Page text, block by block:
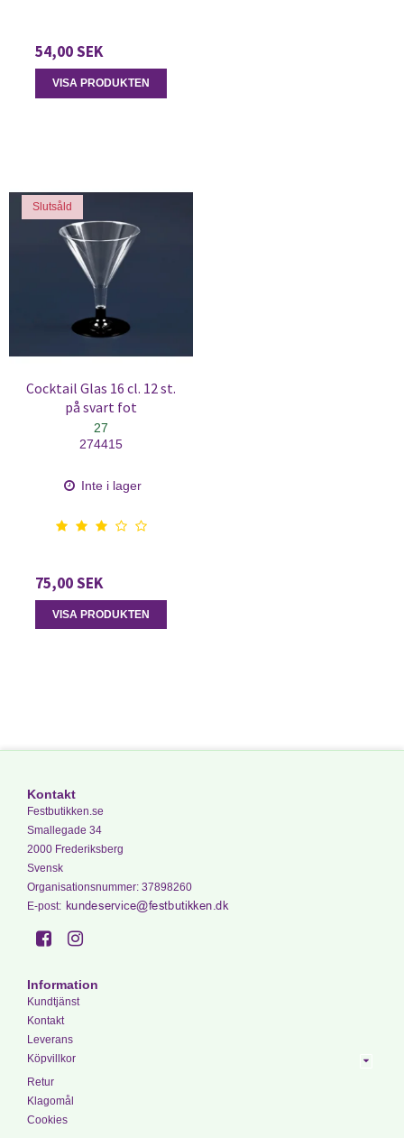
54,00 SEK
VISA PRODUKTEN
Slutsåld
Cocktail Glas 16 cl. 12 st.
på svart fot
27
274415
Inte i lager
75,00 SEK
VISA PRODUKTEN
Kontakt
Festbutikken.se
Smallegade 34
2000 Frederiksberg
Svensk
Organisationsnummer: 37898260
E-post:
Information
Kundtjänst
Kontakt
Leverans
Köpvillkor
Retur
Klagomål
Cookies